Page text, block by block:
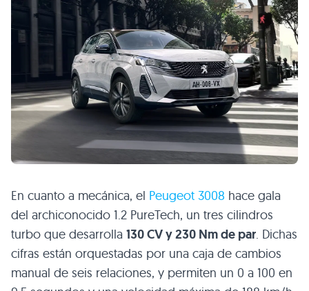
En cuanto a mecánica, el Peugeot 3008 hace gala
del archiconocido 1.2 PureTech, un tres cilindros
turbo que desarrolla 130 CV y 230 Nm de par . Dichas
cifras están orquestadas por una caja de cambios
manual de seis relaciones, y permiten un 0 a 100 en